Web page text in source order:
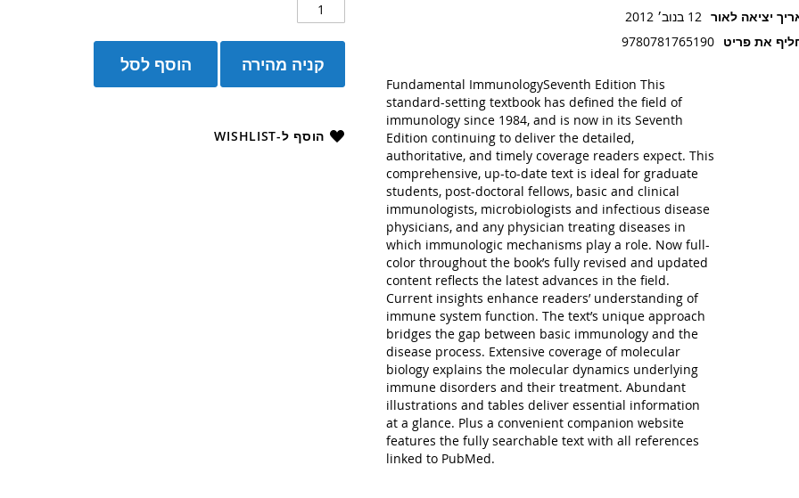
הוסף לסל קניה מהירה
הוסף ל-WISHLIST
יציאה לאור 12 בנוב׳ 2012
את פריט 9780781765190
Fundamental ImmunologySeventh Edition This
standard-setting textbook has defined the field of
immunology since 1984, and is now in its Seventh
Edition continuing to deliver the detailed,
authoritative, and timely coverage readers expect. This
comprehensive, up-to-date text is ideal for graduate
students, post-doctoral fellows, basic and clinical
immunologists, microbiologists and infectious disease
physicians, and any physician treating diseases in
which immunologic mechanisms play a role. Now full-
color throughout the book’s fully revised and updated
content reflects the latest advances in the field.
Current insights enhance readers’ understanding of
immune system function. The text’s unique approach
bridges the gap between basic immunology and the
disease process. Extensive coverage of molecular
biology explains the molecular dynamics underlying
immune disorders and their treatment. Abundant
illustrations and tables deliver essential information
at a glance. Plus a convenient companion website
features the fully searchable text with all references
linked to PubMed.